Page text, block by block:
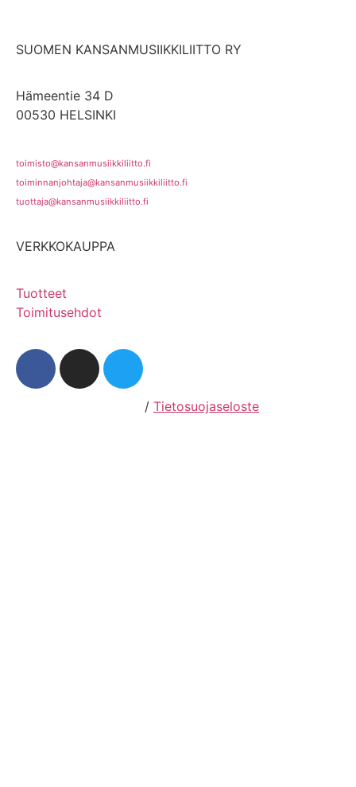
SUOMEN KANSANMUSIIKKILIITTO RY
Hämeentie 34 D
00530 HELSINKI
toimisto@kansanmusiikkiliitto.fi
toiminnanjohtaja@kansanmusiikkiliitto.fi
tuottaja@kansanmusiikkiliitto.fi
VERKKOKAUPPA
Tuotteet
Toimitusehdot
/ Tietosuojaseloste